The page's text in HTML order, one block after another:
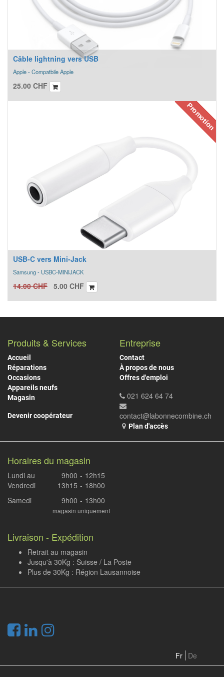
Câble lightning vers USB
Apple - Compatbile Apple
25.00 CHF
Promotion
USB-C vers Mini-Jack
Samsung - USBC-MINIJACK
14.00CHF 5.00 CHF
Produits & Services
Accueil
Réparations
Occasions
Appareils neufs
Magasin
Devenir coopérateur
Entreprise
Contact
À propos de nous
Offres d'emploi
021 624 64 74
contact@labonnecombine.ch
Plan d'accès
Horaires du magasin
Lundi au
Vendredi
9h00
13h15
-
-
12h15
18h00
Samedi
9h00 - 13h00
magasin uniquement
Livraison - Expédition
Retrait au magasin
Jusqu'à 30Kg : Suisse / La Poste
Plus de 30Kg : Région Lausannoise
Fr De